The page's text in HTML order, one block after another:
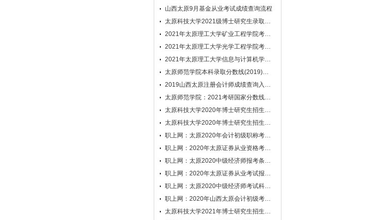
山西太原9月基金从业考试成绩查询流程
太原科技大学2021级博士研究生录取通知书、调档函邮寄地址
2021年太原理工大学矿业工程学院考博专业目录
2021年太原理工大学光学工程学院考博专业目录
2021年太原理工大学信息与计算机学院考博专业目录
太原师范学院本科录取分数线(2019)即将公布
2019山西太原注册会计师成绩查询入口是哪个？
太原师范学院：2021考研国家分数线什么时候出来
太原科技大学2020年博士研究生招生专业目录
太原科技大学2020年博士研究生招生简章
职上网：太原2020年会计初级职称考试考务安排
职上网：2020年太原证券从业资格考试考试范围
职上网：太原2020中级经济师报考条件有哪些？
职上网：2020年太原证券从业考试报名类别是什么？
职上网：太原2020中级经济师考试科目有哪些？
职上网：2020年山西太原会计初级考试报名时间在何时？
太原科技大学2021年博士研究生招生简章